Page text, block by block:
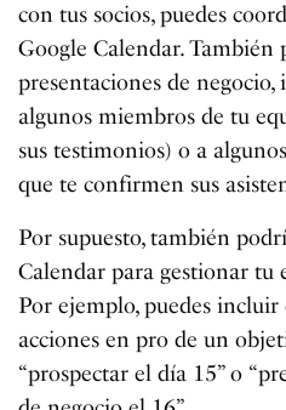
con tus socios, puedes
Google Calendar. También
presentaciones de
algunos miembros de tu
sus testimonios) o a
que te confirmen sus
Por supuesto, también
Calendar para gestionar tu
Por ejemplo, puedes
acciones en pro de un
“prospectar el día 15” o